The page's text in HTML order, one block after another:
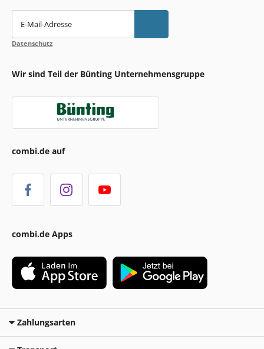
E-Mail-Adresse
Datenschutz
Wir sind Teil der Bünting Unternehmensgruppe
combi.de auf
combi.de Apps
Zahlungsarten